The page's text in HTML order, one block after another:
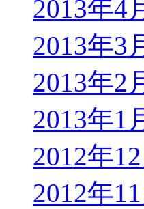
2013年4
2013年3
2013年2
2013年1
2012年
2012年